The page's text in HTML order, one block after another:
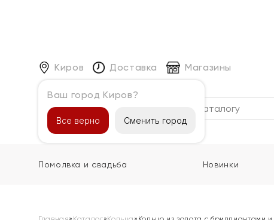
Киров
Ваш город Киров?
Все верно Сменить город
Доставка Магазины
Каталог
Помолвка и свадьба Новинки